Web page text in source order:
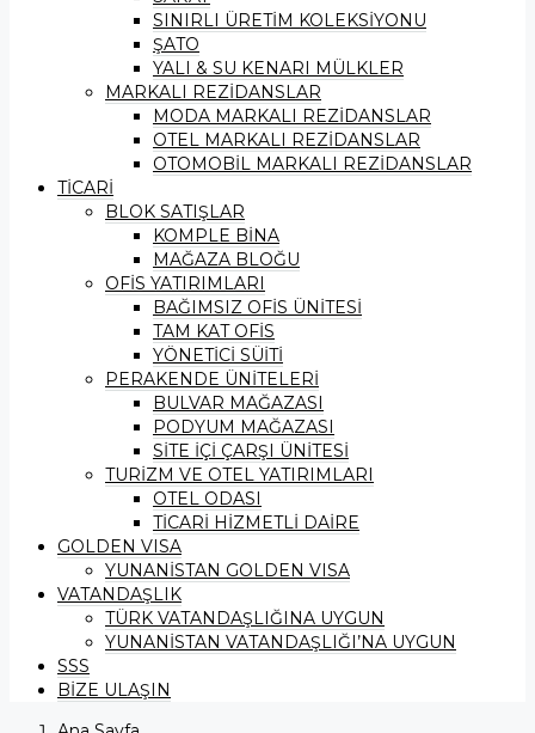
SINIRLI ÜRETİM KOLEKSİYONU
ŞATO
YALI & SU KENARI MÜLKLER
MARKALI REZİDANSLAR
MODA MARKALI REZİDANSLAR
OTEL MARKALI REZİDANSLAR
OTOMOBİL MARKALI REZİDANSLAR
TİCARİ
BLOK SATIŞLAR
KOMPLE BİNA
MAĞAZA BLOĞU
OFİS YATIRIMLARI
BAĞIMSIZ OFİS ÜNİTESİ
TAM KAT OFİS
YÖNETİCİ SÜİTİ
PERAKENDE ÜNİTELERİ
BULVAR MAĞAZASI
PODYUM MAĞAZASI
SİTE İÇİ ÇARŞI ÜNİTESİ
TURİZM VE OTEL YATIRIMLARI
OTEL ODASI
TİCARİ HİZMETLİ DAİRE
GOLDEN VISA
YUNANİSTAN GOLDEN VISA
VATANDAŞLIK
TÜRK VATANDAŞLIĞINA UYGUN
YUNANİSTAN VATANDAŞLIĞI’NA UYGUN
SSS
BİZE ULAŞIN